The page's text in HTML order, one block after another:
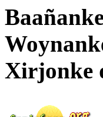
Xirjonke